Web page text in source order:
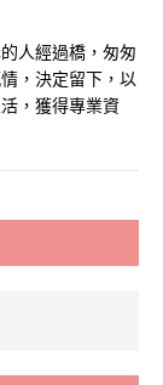
人經過橋，匆匆
，決定留下，以
，獲得專業資